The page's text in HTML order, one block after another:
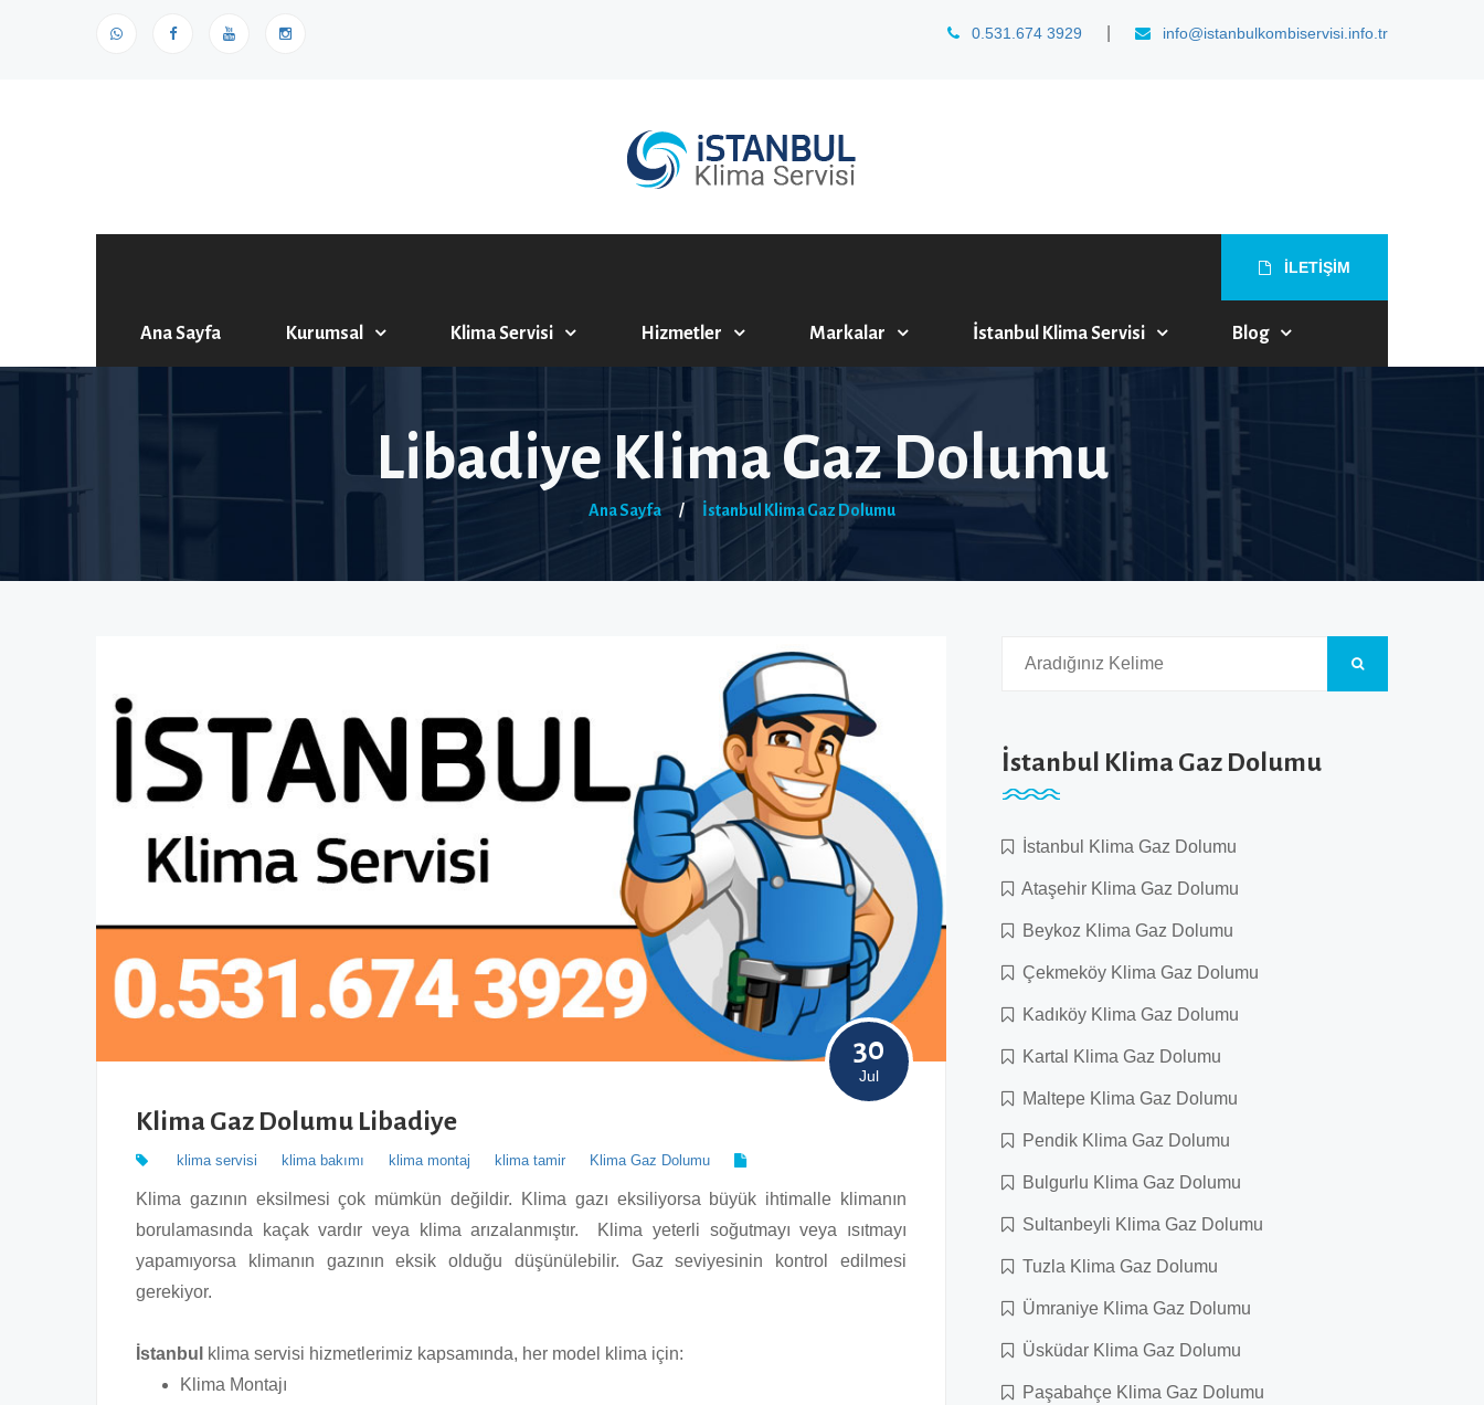
0.531.674 3929 info@istanbulkombiservisi.info.tr
İLETİŞİM
Ana Sayfa Kurumsal Klima Servisi Hizmetler Markalar İstanbul Klima Servisi Blog
Libadiye Klima Gaz Dolumu
Ana Sayfa / İstanbul Klima Gaz Dolumu
30
Jul
Klima Gaz Dolumu Libadiye
klima servisi klima bakımı klima montaj klima tamir Klima Gaz Dolumu
Klima gazının eksilmesi çok mümkün değildir. Klima gazı eksiliyorsa büyük ihtimalle klimanın
borulamasında kaçak vardır veya klima arızalanmıştır. Klima yeterli soğutmayı veya ısıtmayı
yapamıyorsa klimanın gazının eksik olduğu düşünülebilir. Gaz seviyesinin kontrol edilmesi
gerekiyor.
İstanbul
klima servisi hizmetlerimiz kapsamında, her model klima için:
Klima Montajı
İstanbul Klima Gaz Dolumu
İstanbul Klima Gaz Dolumu
Ataşehir Klima Gaz Dolumu
Beykoz Klima Gaz Dolumu
Çekmeköy Klima Gaz Dolumu
Kadıköy Klima Gaz Dolumu
Kartal Klima Gaz Dolumu
Maltepe Klima Gaz Dolumu
Pendik Klima Gaz Dolumu
Bulgurlu Klima Gaz Dolumu
Sultanbeyli Klima Gaz Dolumu
Tuzla Klima Gaz Dolumu
Ümraniye Klima Gaz Dolumu
Üsküdar Klima Gaz Dolumu
Paşabahçe Klima Gaz Dolumu